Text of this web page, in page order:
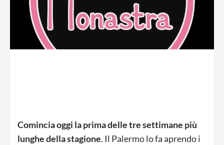
Comincia oggi la prima delle tre settimane più
lunghe della stagione. Il Palermo lo fa aprendo i